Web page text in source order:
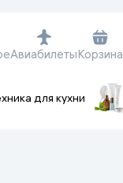
АвиабилетыКорзина
для кухни